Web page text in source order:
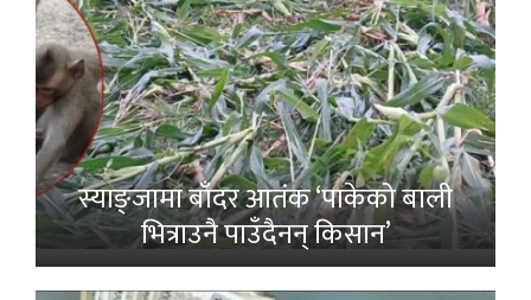
स्याङ्जामा बाँदर आतंक ‘पाकेको बाली
भित्राउनै पाउँदैनन् किसान’